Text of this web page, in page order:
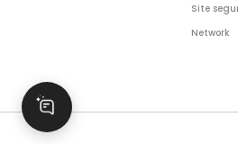
Site
Network